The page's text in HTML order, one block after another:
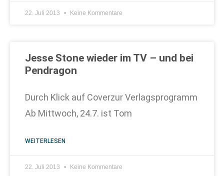
22. Juli 2013 Keine Kommentare
Jesse Stone wieder im TV – und bei
Pendragon
Durch Klick auf Coverzur Verlagsprogramm
Ab Mittwoch, 24.7. ist Tom
WEITERLESEN
22. Juli 2013 Keine Kommentare